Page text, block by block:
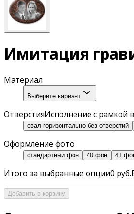
Имитация
Материал
Выберите вариант
ОтверстияИсполнение с рамкой
овал горизонтально без отверстий
Оформление фото
стандартный фон 40 фон 41
Итого за выбранные опции0 руб.
Добавить в корзину